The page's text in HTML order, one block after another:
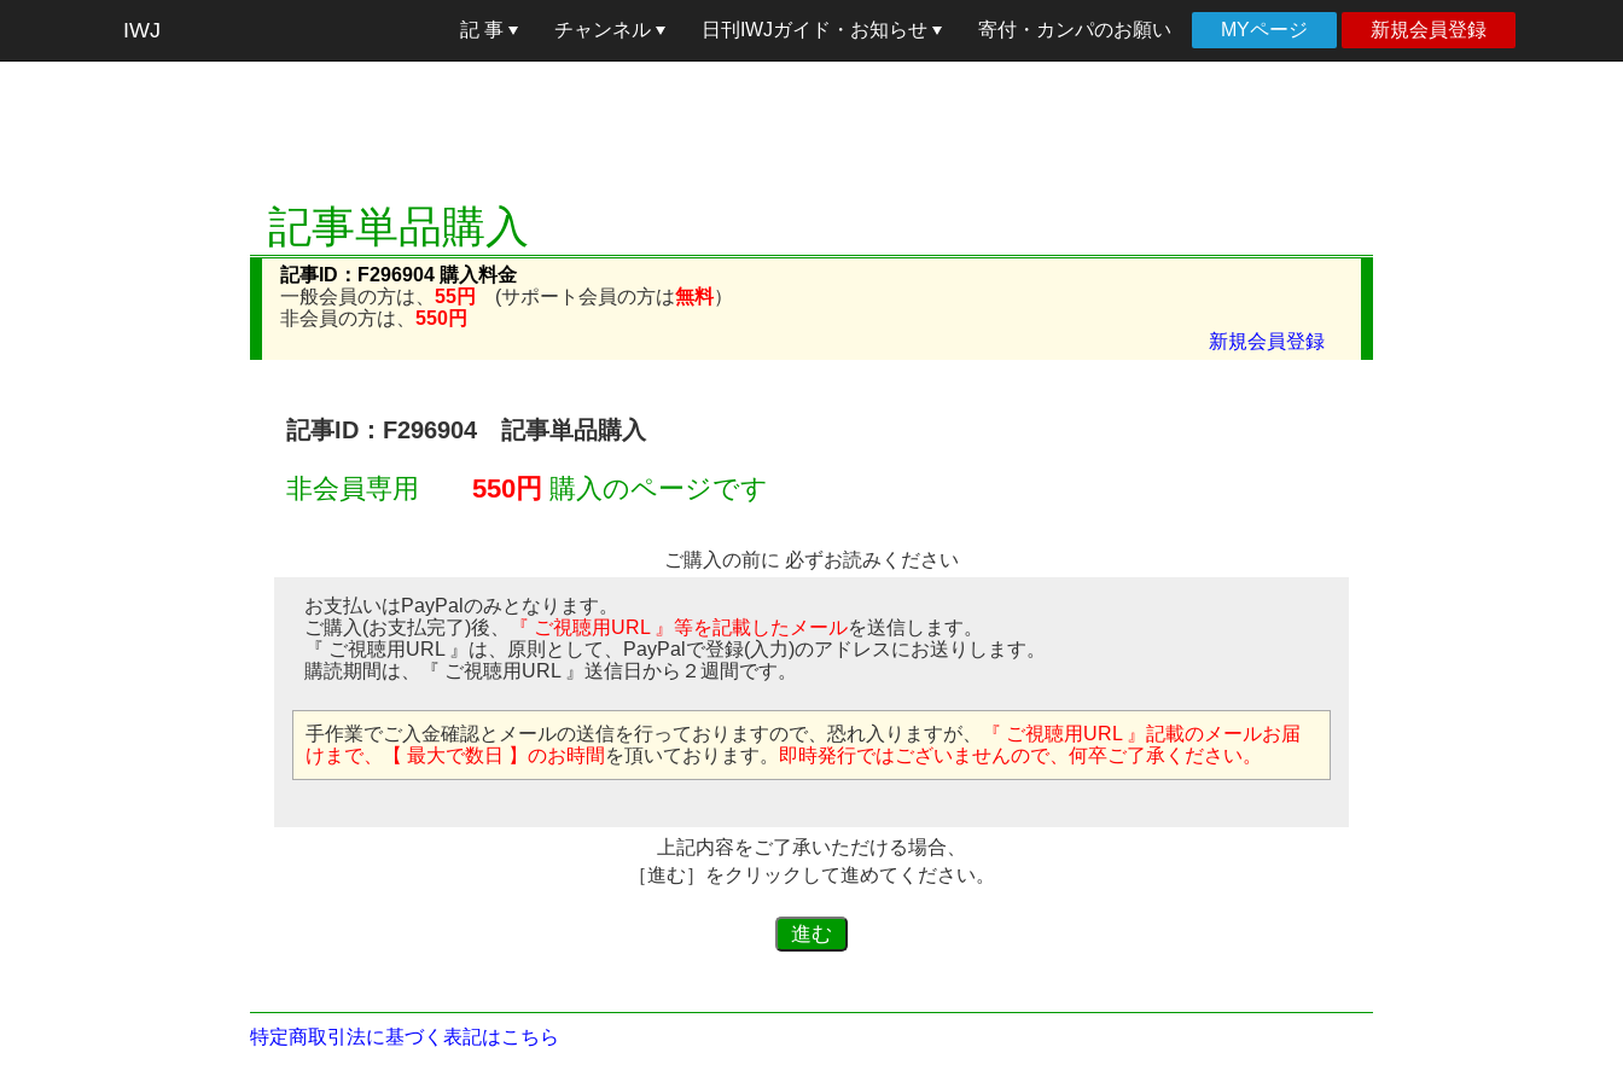
IWJ 記 事 チャンネル 日刊IWJガイド・お知らせ 寄付・カンパのお願い MYページ 新規会員登録
記事単品購入
記事ID：F296904 購入料金
一般会員の方は、 55円 (サポート会員の方は無料）
非会員の方は、 550円
新規会員登録
記事ID：F296904 記事単品購入
非会員専用 550円 購入のページです
ご購入の前に 必ずお読みください
お支払いはPayPalのみとなります。
ご購入(お支払完了)後、
『 ご視聴用URL 』等を記載したメールを送信します。
『 ご視聴用URL 』は、原則として、PayPalで登録(入力)のアドレスにお送りします。
購読期間は、『 ご視聴用URL 』送信日から２週間です。
手作業でご入金確認とメールの送信を行っておりますので、恐れ入りますが、
『 ご視聴用URL 』記載のメールお届
けまで、【 最大で数日 】のお時間 を頂いております。 即時発行ではございませんので、何卒ご了承ください。
上記内容をご了承いただける場合、
［進む］をクリックして進めてください。
特定商取引法に基づく表記はこちら